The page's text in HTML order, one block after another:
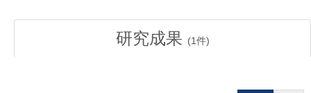
研究成果 (1件)